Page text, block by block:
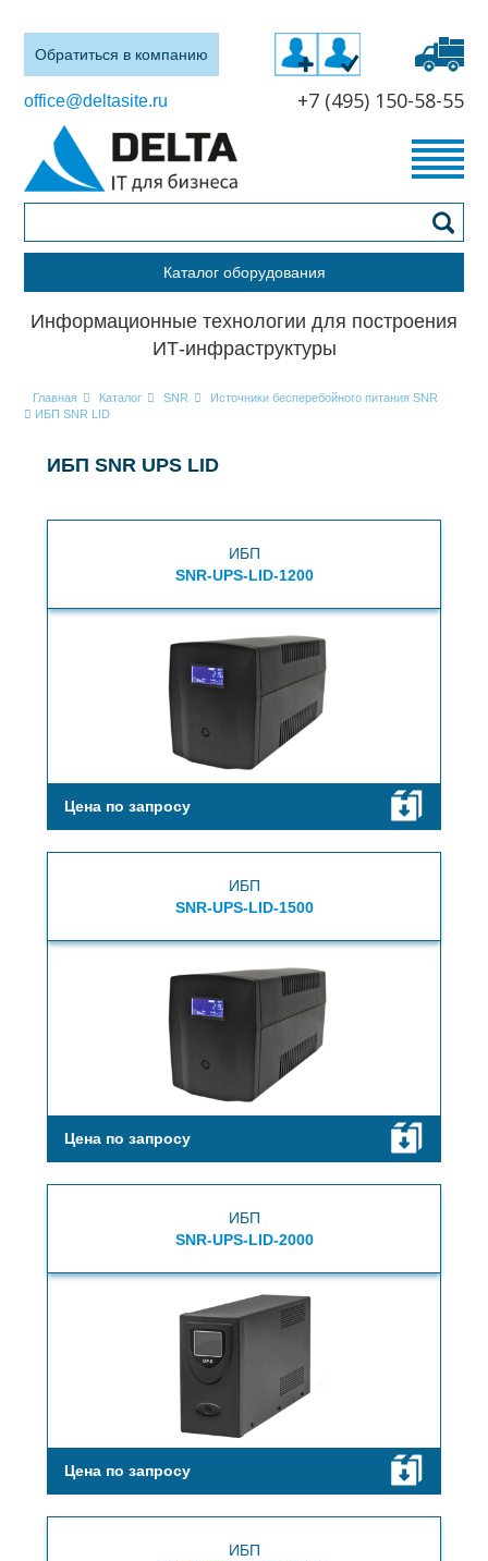
Обратиться в компанию
office@deltasite.ru +7 (495) 150-58-55
Каталог оборудования
Информационные технологии для построения
ИТ-инфраструктуры
Главная Каталог SNR
Источники бесперебойного питания SNR
ИБП SNR LID
ИБП SNR UPS LID
ИБП
SNR-UPS-LID-1200
Цена по запросу
ИБП
SNR-UPS-LID-1500
Цена по запросу
ИБП
SNR-UPS-LID-2000
Цена по запросу
ИБП